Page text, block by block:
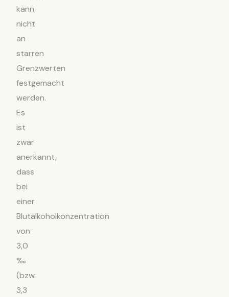
kann
nicht
an
starren
Grenzwerten
festgemacht
werden.
Es
ist
zwar
anerkannt,
dass
bei
einer
Blutalkoholkonzentration
von
3,0
‰
(bzw.
3,3